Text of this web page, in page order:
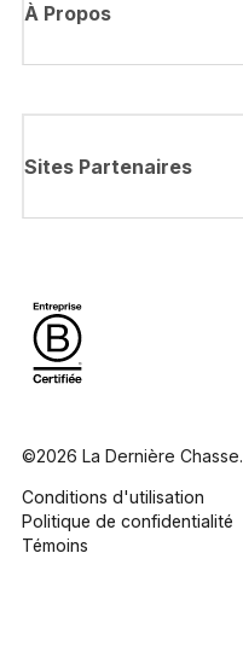
À Propos
Sites Partenaires
©2026 La Dernière Chasse.
Conditions d'utilisation
Politique de confidentialité
Témoins